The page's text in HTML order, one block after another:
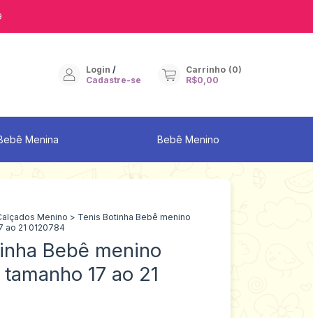
Login /
Cadastre-se
Carrinho (0)
R$0,00
Menina Bebê Menino
Menino > Tenis Botinha Bebê menino
ao 21 0120784
Bebê menino
17 ao 21